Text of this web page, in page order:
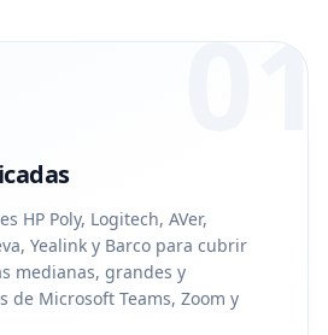
01
HP Poly, Logitech, AVer,
Yealink y Barco para cubrir
medianas, grandes y
de Microsoft Teams, Zoom y